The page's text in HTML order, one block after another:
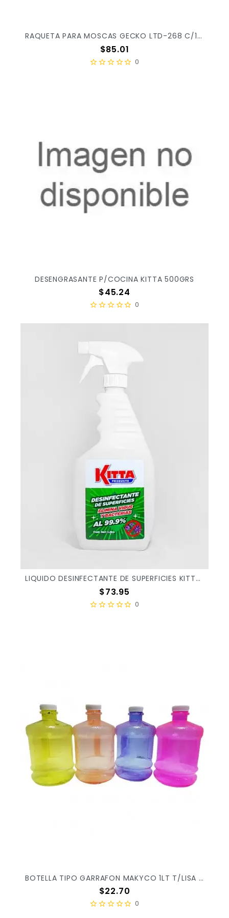
RAQUETA PARA MOSCAS GECKO LTD-268 C/1PZ X/60
Precio
$85.01
0
DESENGRASANTE P/COCINA KITTA 500GRS
Precio
$45.24
0
LIQUIDO DESINFECTANTE DE SUPERFICIES KITTA 1LT
Precio
$73.95
0
BOTELLA TIPO GARRAFON MAKYCO 1LT T/LISA X/55
Precio
$22.70
0